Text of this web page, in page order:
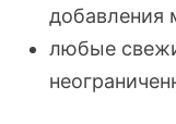
добавления
любые